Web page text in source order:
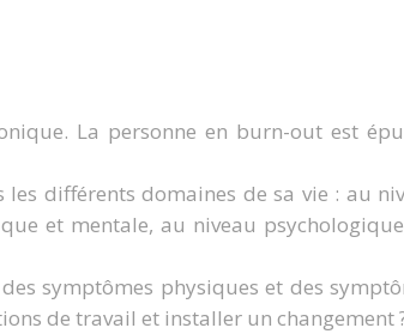
La personne en burn-out est
différents domaines de sa vie : au
et mentale, au niveau
symptômes physiques et des
de travail et installer un changement